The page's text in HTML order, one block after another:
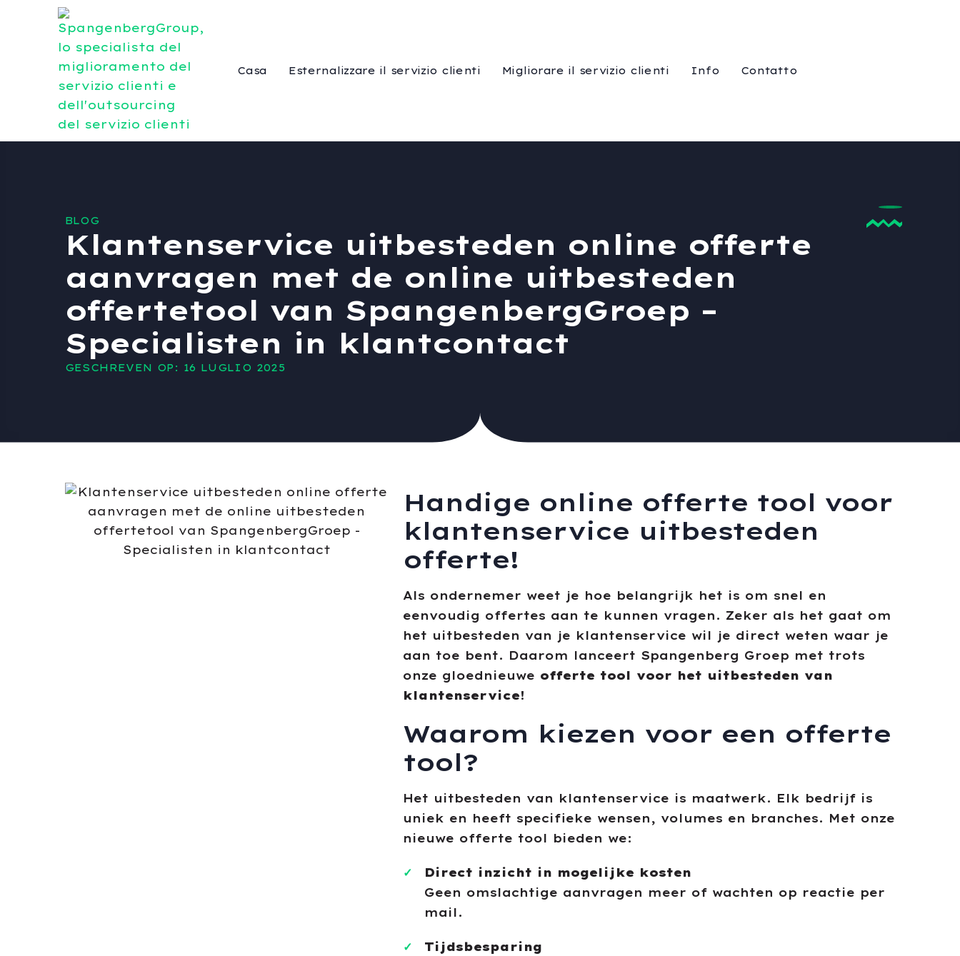
Casa Esternalizzare il servizio clienti Migliorare il servizio clienti Info Contatto
BLOG
Klantenservice uitbesteden online offerte
aanvragen met de online uitbesteden
offertetool van SpangenbergGroep –
Specialisten in klantcontact
GESCHREVEN OP: 16 LUGLIO 2025
Handige online offerte tool voor
klantenservice uitbesteden
offerte!
Als ondernemer weet je hoe belangrijk het is om snel en
eenvoudig offertes aan te kunnen vragen. Zeker als het gaat om
het uitbesteden van je klantenservice wil je direct weten waar je
aan toe bent. Daarom lanceert Spangenberg Groep met trots
onze gloednieuwe offerte tool voor het uitbesteden van
klantenservice!
Waarom kiezen voor een offerte
tool?
Het uitbesteden van klantenservice is maatwerk. Elk bedrijf is
uniek en heeft specifieke wensen, volumes en branches. Met onze
nieuwe offerte tool bieden we:
Direct inzicht in mogelijke kosten
Geen omslachtige aanvragen meer of wachten op reactie per
mail.
Tijdsbesparing